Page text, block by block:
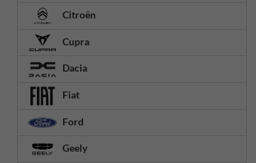
Citroën
Cupra
Dacia
Fiat
Ford
Geely